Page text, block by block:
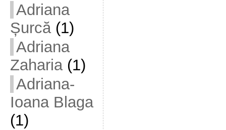
Adriana
Șurcă(1)
Adriana
Zaharia(1)
Adriana-
Ioana Blaga
(1)